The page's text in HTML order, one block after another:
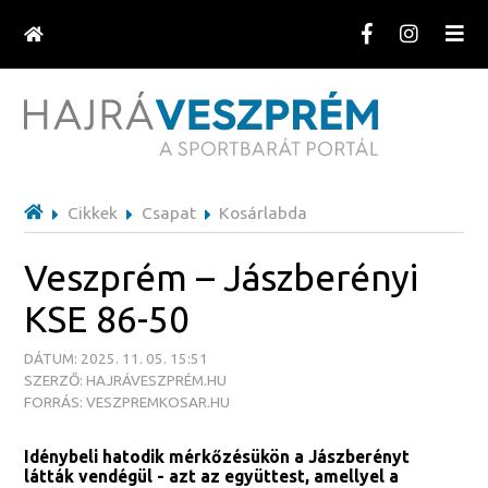
Cikkek Csapat Kosárlabda
Veszprém – Jászberényi
KSE 86-50
DÁTUM: 2025. 11. 05. 15:51
SZERZŐ: HAJRÁVESZPRÉM.HU
FORRÁS: VESZPREMKOSAR.HU
Idénybeli hatodik mérkőzésükön a Jászberényt
látták vendégül - azt az együttest, amellyel a